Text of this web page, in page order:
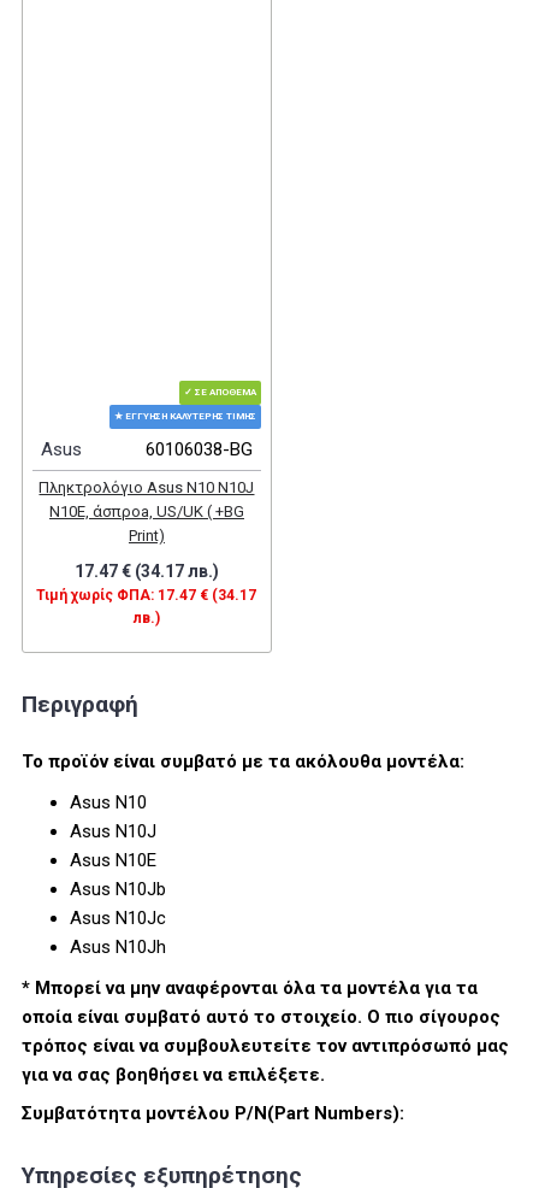
✓ ΣΕ ΑΠΌΘΕΜΑ
★ ΕΓΓΎΗΣΗ ΚΑΛΎΤΕΡΗΣ ΤΙΜΉΣ
Asus 60106038-BG
Πληκτρολόγιο Asus N10 N10J
N10E, άσπροa, US/UK ( +BG
Print)
17.47 € (34.17 лв.)
Τιμή χωρίς ΦΠΑ: 17.47 € (34.17
лв.)
Περιγραφή
Το προϊόν είναι συμβατό με τα ακόλουθα μοντέλα:
Asus N10
Asus N10J
Asus N10E
Asus N10Jb
Asus N10Jc
Asus N10Jh
* Μπορεί να μην αναφέρονται όλα τα μοντέλα για τα
οποία είναι συμβατό αυτό το στοιχείο. Ο πιο σίγουρος
τρόπος είναι να συμβουλευτείτε τον αντιπρόσωπό μας
για να σας βοηθήσει να επιλέξετε.
Συμβατότητα μοντέλου P/N(Part Numbers):
Υπηρεσίες εξυπηρέτησης